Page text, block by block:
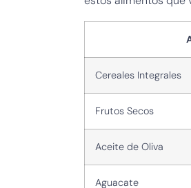
Cereales Integrales
Frutos Secos
Aceite de Oliva
Aguacate